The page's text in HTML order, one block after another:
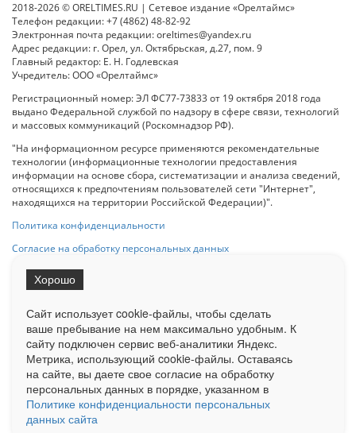
2018-2026 © ORELTIMES.RU | Сетевое издание «Орелтаймс»
Телефон редакции: +7 (4862) 48-82-92
Электронная почта редакции: oreltimes@yandex.ru
Адрес редакции: г. Орел, ул. Октябрьская, д.27, пом. 9
Главный редактор: Е. Н. Годлевская
Учредитель: ООО «Орелтаймс»
Регистрационный номер: ЭЛ ФС77-73833 от 19 октября 2018 года
выдано Федеральной службой по надзору в сфере связи, технологий
и массовых коммуникаций (Роскомнадзор РФ).
"На информационном ресурсе применяются рекомендательные
технологии (информационные технологии предоставления
информации на основе сбора, систематизации и анализа сведений,
относящихся к предпочтениям пользователей сети "Интернет",
находящихся на территории Российской Федерации)".
Политика конфиденциальности
Согласие на обработку персональных данных
При использовании любого материала с данного сайта гипер-ссылка
на Сетевое издание «ОрелТаймс» обязательна.
Ограниченная статистика посещаемости доступна на сайте
Liveinternet.ru . Подробная статистика для рекламодателей по запросу
у менеджера.
Реклама Документы О нас Контакты
Сайт использует cookie-файлы, чтобы сделать
ваше пребывание на нем максимально удобным. К
cайту подключен сервис веб-аналитики Яндекс.
Метрика, использующий cookie-файлы. Оставаясь
на сайте, вы даете свое согласие на обработку
персональных данных в порядке, указанном в
Политике конфиденциальности персональных
данных сайта
Хорошо